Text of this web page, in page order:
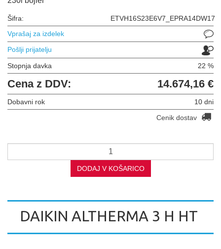
Šifra:
ETVH16S23E6V7_EPRA14DW17
Vprašaj za izdelek
Pošlji prijatelju
Stopnja davka 22 %
Cena z DDV: 14.674,16 €
Dobavni rok
10 dni
Cenik dostav
DODAJ V KOŠARICO
DAIKIN ALTHERMA 3 H HT